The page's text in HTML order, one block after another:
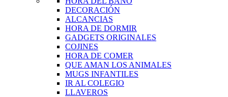
DECORACIÓN
ALCANCIAS
HORA DE DORMIR
GADGETS ORIGINALES
COJINES
HORA DE COMER
QUE AMAN LOS ANIMALES
MUGS INFANTILES
IR AL COLEGIO
LLAVEROS